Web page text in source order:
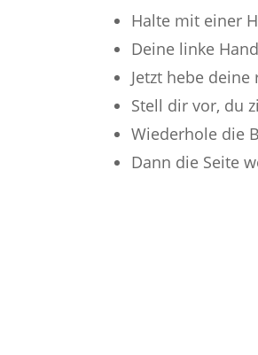
Halte mit einer
Deine linke
Jetzt hebe
Stell dir vor, du
Wiederhole die
Dann die Seite